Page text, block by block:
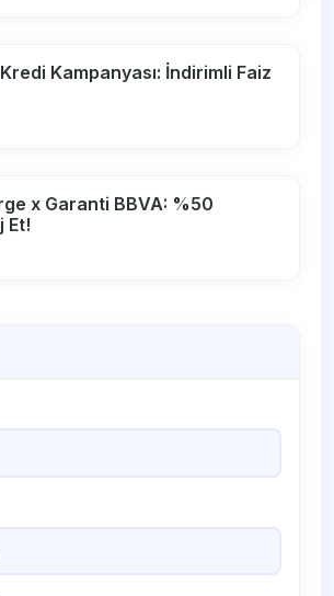
Kampanyası: İndirimli Faiz
x Garanti BBVA: %50
Et!